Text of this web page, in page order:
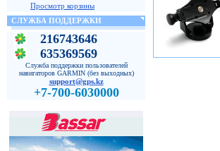
Просмотр корзины
СЛУЖБА ПОДДЕРЖКИ
216743646
635369569
Служба поддержки пользователей
навигаторов GARMIN (без выходных)
support@gps.kz
+7-700-6030000